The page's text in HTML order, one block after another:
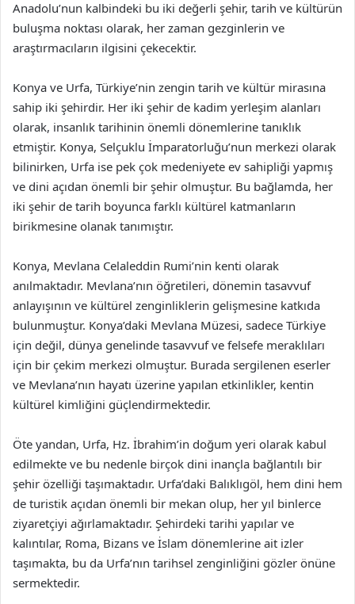
Anadolu’nun kalbindeki bu iki değerli şehir, tarih ve kültürün
buluşma noktası olarak, her zaman gezginlerin ve
araştırmacıların ilgisini çekecektir.
Konya ve Urfa, Türkiye’nin zengin tarih ve kültür mirasına
sahip iki şehirdir. Her iki şehir de kadim yerleşim alanları
olarak, insanlık tarihinin önemli dönemlerine tanıklık
etmiştir. Konya, Selçuklu İmparatorluğu’nun merkezi olarak
bilinirken, Urfa ise pek çok medeniyete ev sahipliği yapmış
ve dini açıdan önemli bir şehir olmuştur. Bu bağlamda, her
iki şehir de tarih boyunca farklı kültürel katmanların
birikmesine olanak tanımıştır.
Konya, Mevlana Celaleddin Rumi’nin kenti olarak
anılmaktadır. Mevlana’nın öğretileri, dönemin tasavvuf
anlayışının ve kültürel zenginliklerin gelişmesine katkıda
bulunmuştur. Konya’daki Mevlana Müzesi, sadece Türkiye
için değil, dünya genelinde tasavvuf ve felsefe meraklıları
için bir çekim merkezi olmuştur. Burada sergilenen eserler
ve Mevlana’nın hayatı üzerine yapılan etkinlikler, kentin
kültürel kimliğini güçlendirmektedir.
Öte yandan, Urfa, Hz. İbrahim’in doğum yeri olarak kabul
edilmekte ve bu nedenle birçok dini inançla bağlantılı bir
şehir özelliği taşımaktadır. Urfa’daki Balıklıgöl, hem dini hem
de turistik açıdan önemli bir mekan olup, her yıl binlerce
ziyaretçiyi ağırlamaktadır. Şehirdeki tarihi yapılar ve
kalıntılar, Roma, Bizans ve İslam dönemlerine ait izler
taşımakta, bu da Urfa’nın tarihsel zenginliğini gözler önüne
sermektedir.